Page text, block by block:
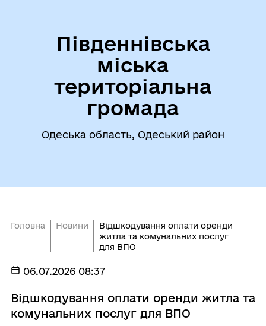
Південнівська
міська
територіальна
громада
Одеська область, Одеський район
Головна Новини
Відшкодування оплати оренди
житла та комунальних послуг
для ВПО
06.07.2026 08:37
Відшкодування оплати оренди житла та
комунальних послуг для ВПО